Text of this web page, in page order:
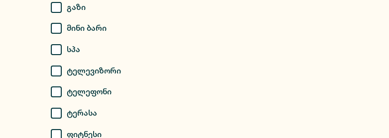
Გაზი
Მინი Ბარი
Სპა
Ტელევიზორი
Ტელეფონი
Ტერასა
Ფიტნესი